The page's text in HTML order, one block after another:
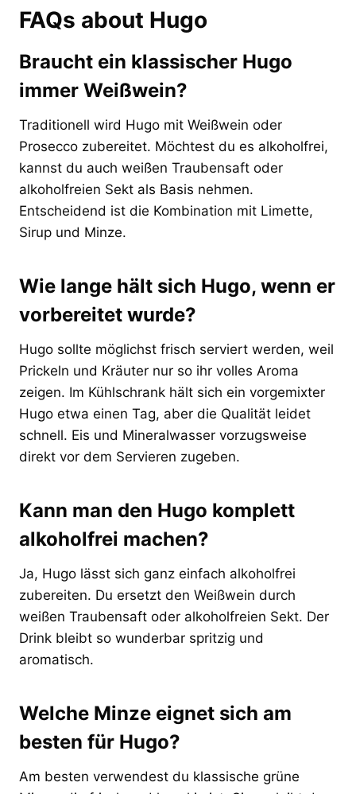
FAQs about Hugo
Braucht ein klassischer Hugo
immer Weißwein?
Traditionell wird Hugo mit Weißwein oder
Prosecco zubereitet. Möchtest du es alkoholfrei,
kannst du auch weißen Traubensaft oder
alkoholfreien Sekt als Basis nehmen.
Entscheidend ist die Kombination mit Limette,
Sirup und Minze.
Wie lange hält sich Hugo, wenn er
vorbereitet wurde?
Hugo sollte möglichst frisch serviert werden, weil
Prickeln und Kräuter nur so ihr volles Aroma
zeigen. Im Kühlschrank hält sich ein vorgemixter
Hugo etwa einen Tag, aber die Qualität leidet
schnell. Eis und Mineralwasser vorzugsweise
direkt vor dem Servieren zugeben.
Kann man den Hugo komplett
alkoholfrei machen?
Ja, Hugo lässt sich ganz einfach alkoholfrei
zubereiten. Du ersetzt den Weißwein durch
weißen Traubensaft oder alkoholfreien Sekt. Der
Drink bleibt so wunderbar spritzig und
aromatisch.
Welche Minze eignet sich am
besten für Hugo?
Am besten verwendest du klassische grüne